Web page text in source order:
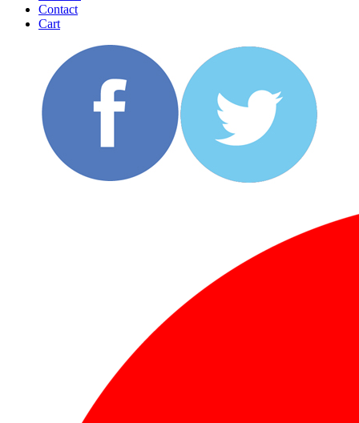
Contact
Cart